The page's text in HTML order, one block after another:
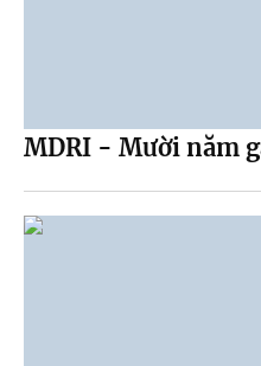
MDRI - Mười năm